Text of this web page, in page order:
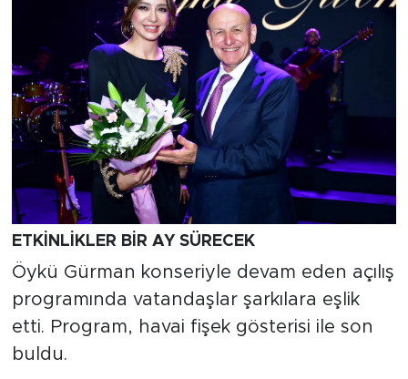
ETKİNLİKLER BİR AY SÜRECEK
Öykü Gürman konseriyle devam eden açılış
programında vatandaşlar şarkılara eşlik
etti. Program, havai fişek gösterisi ile son
buldu.